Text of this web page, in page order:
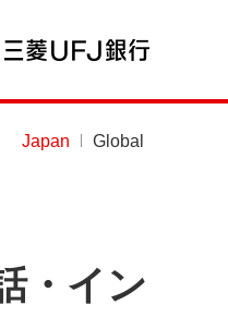
Japan Global
・イン